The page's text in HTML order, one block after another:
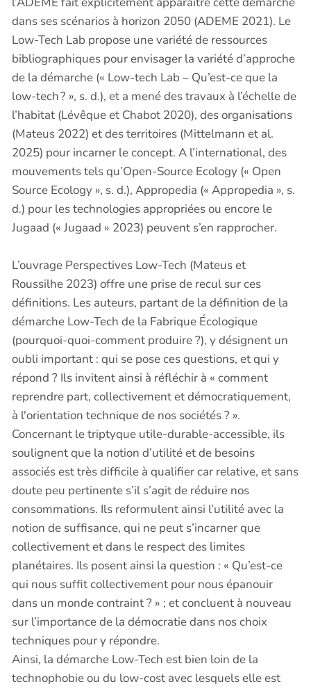
dans ses scénarios à horizon 2050 (ADEME 2021). Le
Low-Tech Lab propose une variété de ressources
bibliographiques pour envisager la variété d’approche
de la démarche (« Low-tech Lab – Qu’est-ce que la
low-tech ? », s. d.), et a mené des travaux à l’échelle de
l’habitat (Lévêque et Chabot 2020), des organisations
(Mateus 2022) et des territoires (Mittelmann et al.
2025) pour incarner le concept. A l’international, des
mouvements tels qu’Open-Source Ecology (« Open
Source Ecology », s. d.), Appropedia (« Appropedia », s.
d.) pour les technologies appropriées ou encore le
Jugaad (« Jugaad » 2023) peuvent s’en rapprocher.
L’ouvrage Perspectives Low-Tech (Mateus et
Roussilhe 2023) offre une prise de recul sur ces
définitions. Les auteurs, partant de la définition de la
démarche Low-Tech de la Fabrique Écologique
(pourquoi-quoi-comment produire ?), y désignent un
oubli important : qui se pose ces questions, et qui y
répond ? Ils invitent ainsi à réfléchir à « comment
reprendre part, collectivement et démocratiquement,
à l'orientation technique de nos sociétés ? ».
Concernant le triptyque utile-durable-accessible, ils
soulignent que la notion d’utilité et de besoins
associés est très difficile à qualifier car relative, et sans
doute peu pertinente s’il s’agit de réduire nos
consommations. Ils reformulent ainsi l’utilité avec la
notion de suffisance, qui ne peut s’incarner que
collectivement et dans le respect des limites
planétaires. Ils posent ainsi la question : « Qu’est-ce
qui nous suffit collectivement pour nous épanouir
dans un monde contraint ? » ; et concluent à nouveau
sur l’importance de la démocratie dans nos choix
techniques pour y répondre.
Ainsi, la démarche Low-Tech est bien loin de la
technophobie ou du low-cost avec lesquels elle est